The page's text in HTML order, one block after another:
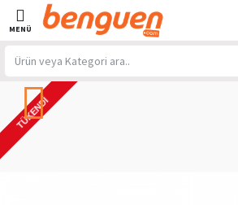
TÜKENDI